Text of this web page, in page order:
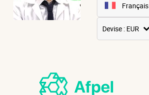
Français
Anglais
Devise : EUR
CNY